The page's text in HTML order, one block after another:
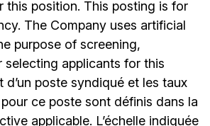
this position. This posting is for
The Company uses artificial
purpose of screening,
selecting applicants for this
d’un poste syndiqué et les taux
ce poste sont définis dans la
applicable. L’échelle indiquée